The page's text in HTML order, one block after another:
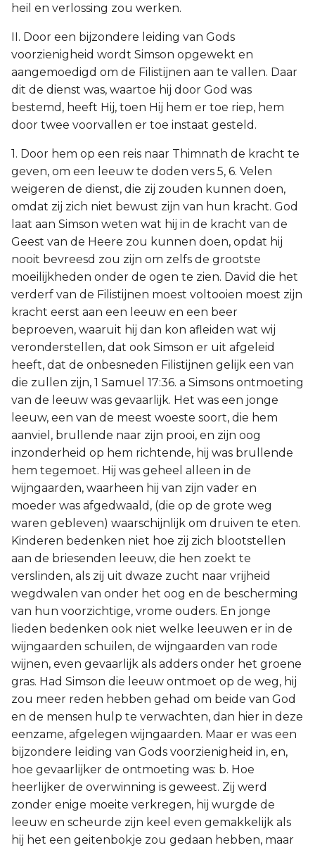
heil en verlossing zou werken.
II. Door een bijzondere leiding van Gods
voorzienigheid wordt Simson opgewekt en
aangemoedigd om de Filistijnen aan te vallen. Daar
dit de dienst was, waartoe hij door God was
bestemd, heeft Hij, toen Hij hem er toe riep, hem
door twee voorvallen er toe instaat gesteld.
1. Door hem op een reis naar Thimnath de kracht te
geven, om een leeuw te doden vers 5, 6. Velen
weigeren de dienst, die zij zouden kunnen doen,
omdat zij zich niet bewust zijn van hun kracht. God
laat aan Simson weten wat hij in de kracht van de
Geest van de Heere zou kunnen doen, opdat hij
nooit bevreesd zou zijn om zelfs de grootste
moeilijkheden onder de ogen te zien. David die het
verderf van de Filistijnen moest voltooien moest zijn
kracht eerst aan een leeuw en een beer
beproeven, waaruit hij dan kon afleiden wat wij
veronderstellen, dat ook Simson er uit afgeleid
heeft, dat de onbesneden Filistijnen gelijk een van
die zullen zijn, 1 Samuel 17:36. a Simsons ontmoeting
van de leeuw was gevaarlijk. Het was een jonge
leeuw, een van de meest woeste soort, die hem
aanviel, brullende naar zijn prooi, en zijn oog
inzonderheid op hem richtende, hij was brullende
hem tegemoet. Hij was geheel alleen in de
wijngaarden, waarheen hij van zijn vader en
moeder was afgedwaald, (die op de grote weg
waren gebleven) waarschijnlijk om druiven te eten.
Kinderen bedenken niet hoe zij zich blootstellen
aan de briesenden leeuw, die hen zoekt te
verslinden, als zij uit dwaze zucht naar vrijheid
wegdwalen van onder het oog en de bescherming
van hun voorzichtige, vrome ouders. En jonge
lieden bedenken ook niet welke leeuwen er in de
wijngaarden schuilen, de wijngaarden van rode
wijnen, even gevaarlijk als adders onder het groene
gras. Had Simson die leeuw ontmoet op de weg, hij
zou meer reden hebben gehad om beide van God
en de mensen hulp te verwachten, dan hier in deze
eenzame, afgelegen wijngaarden. Maar er was een
bijzondere leiding van Gods voorzienigheid in, en,
hoe gevaarlijker de ontmoeting was: b. Hoe
heerlijker de overwinning is geweest. Zij werd
zonder enige moeite verkregen, hij wurgde de
leeuw en scheurde zijn keel even gemakkelijk als
hij het een geitenbokje zou gedaan hebben, maar